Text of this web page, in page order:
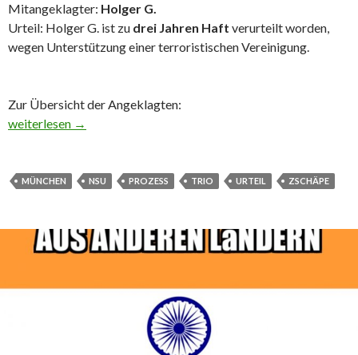
Mitangeklagter: Holger G.
Urteil: Holger G. ist zu drei Jahren Haft verurteilt worden,
wegen Unterstützung einer terroristischen Vereinigung.
Zur Übersicht der Angeklagten:
Das Ende der unendlichen Geschichte – NSU-Prozess?
weiterlesen →
MÜNCHEN NSU PROZESS TRIO URTEIL ZSCHÄPE